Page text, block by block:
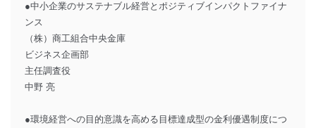
●中小企業のサステナブル経営とポジティブインパクトファイナ
ンス
（株）商工組合中央金庫
ビジネス企画部
主任調査役
中野 亮
●環境経営への目的意識を高める目標達成型の金利優遇制度につ